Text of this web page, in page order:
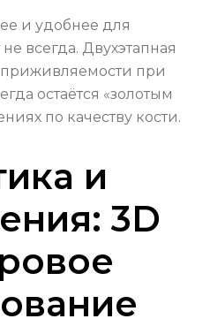
и удобнее для
всегда. Двухэтапная
при
остаётся «золотым
по качеству кости.
и
3D